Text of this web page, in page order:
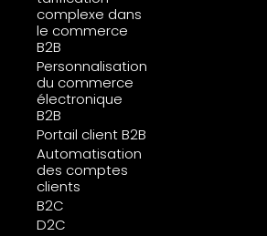
complexe dans
le commerce
B2B
Personnalisation
du commerce
électronique
B2B
Portail client B2B
Automatisation
des comptes
clients
B2C
D2C